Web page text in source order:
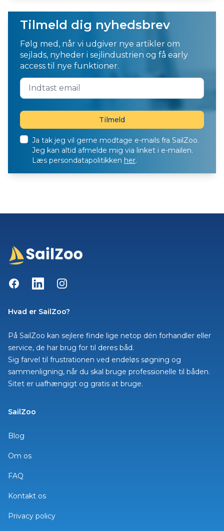
Tilmeld dig nyhedsbrev
Følg med, når vi udgiver nye artikler om
sejlads, nyheder i sejlindustrien og få early
access til nye funktioner.
Ja tak jeg vil gerne modtage e-mails fra SailZoo.
Jeg kan altid afmelde mig via linket i e-mailen.
Læs persondatapolitikken her.
FacebookLinkedInInstagram
Hvad er SailZoo?
På SailZoo kan sejlere finde lige netop dén forhandler eller
service, de har brug for til deres båd.
Sig farvel til frustrationen ved endeløs søgning og
sammenligning, når du skal bruge professionelle til båden.
Sitet er uafhængigt og gratis at bruge.
SailZoo
Blog
Om os
FAQ
Kontakt os
Privacy policy